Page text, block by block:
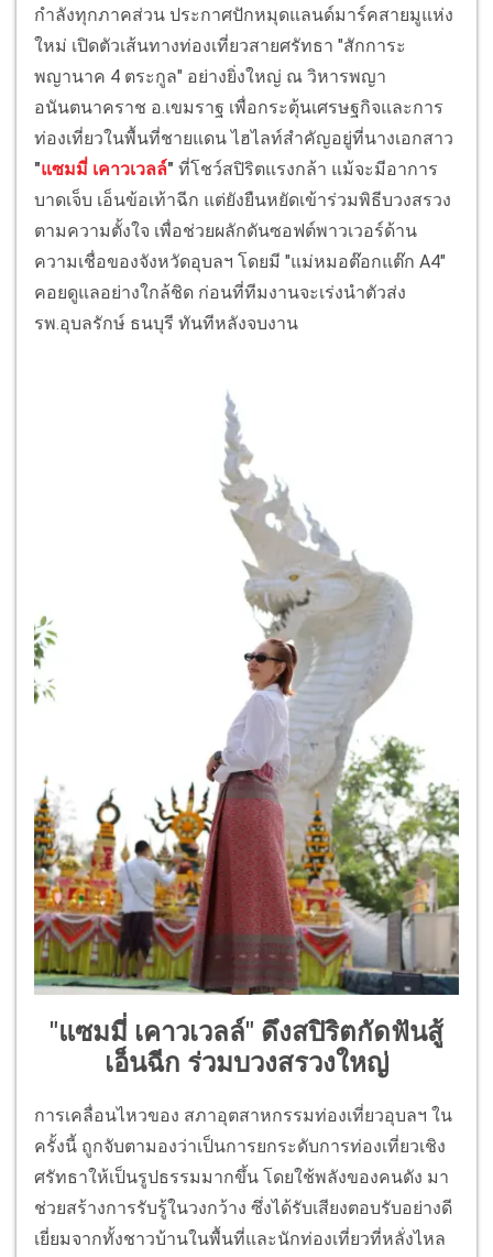
กำลังทุกภาคส่วน ประกาศปักหมุดแลนด์มาร์คสายมูแห่ง
ใหม่ เปิดตัวเส้นทางท่องเที่ยวสายศรัทธา "สักการะ
พญานาค 4 ตระกูล" อย่างยิ่งใหญ่ ณ วิหารพญา
อนันตนาคราช อ.เขมราฐ เพื่อกระตุ้นเศรษฐกิจและการ
ท่องเที่ยวในพื้นที่ชายแดน ​ไฮไลท์สำคัญอยู่ที่นางเอกสาว
"แซมมี่ เคาวเวลล์" ที่โชว์สปิริตแรงกล้า แม้จะมีอาการ
บาดเจ็บ เอ็นข้อเท้าฉีก แต่ยังยืนหยัดเข้าร่วมพิธีบวงสรวง
ตามความตั้งใจ เพื่อช่วยผลักดันซอฟต์พาวเวอร์ด้าน
ความเชื่อของจังหวัดอุบลฯ โดยมี "แม่หมอต๊อกแต๊ก A4"
คอยดูแลอย่างใกล้ชิด ก่อนที่ทีมงานจะเร่งนำตัวส่ง
รพ.อุบลรักษ์ ธนบุรี ทันทีหลังจบงาน
"แซมมี่ เคาวเวลล์" ดึงสปิริตกัดฟันสู้
เอ็นฉีก ร่วมบวงสรวงใหญ่
​การเคลื่อนไหวของ สภาอุตสาหกรรมท่องเที่ยวอุบลฯ ใน
ครั้งนี้ ถูกจับตามองว่าเป็นการยกระดับการท่องเที่ยวเชิง
ศรัทธาให้เป็นรูปธรรมมากขึ้น โดยใช้พลังของคนดัง มา
ช่วยสร้างการรับรู้ในวงกว้าง ซึ่งได้รับเสียงตอบรับอย่างดี
เยี่ยมจากทั้งชาวบ้านในพื้นที่และนักท่องเที่ยวที่หลั่งไหล